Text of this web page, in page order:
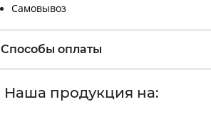
Самовывоз
Способы оплаты
Наша продукция на: